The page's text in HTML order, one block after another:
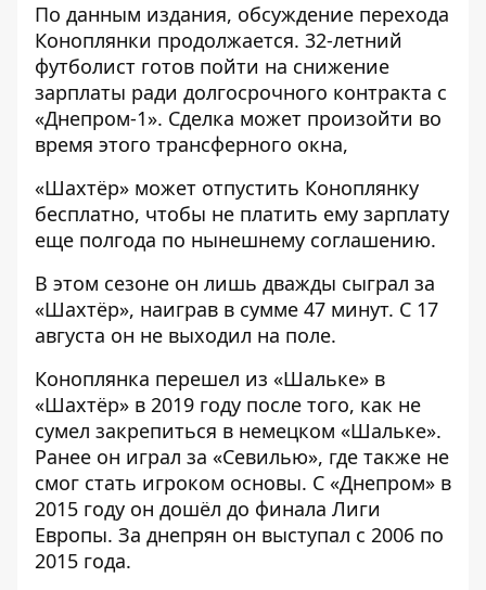
По данным издания, обсуждение перехода
Коноплянки продолжается. 32-летний
футболист готов пойти на снижение
зарплаты ради долгосрочного контракта с
«Днепром-1». Сделка может произойти во
время этого трансферного окна,
«Шахтёр» может отпустить Коноплянку
бесплатно, чтобы не платить ему зарплату
еще полгода по нынешнему соглашению.
В этом сезоне он лишь дважды сыграл за
«Шахтёр», наиграв в сумме 47 минут. С 17
августа он не выходил на поле.
Коноплянка перешел из «Шальке» в
«Шахтёр» в 2019 году после того, как не
сумел закрепиться в немецком «Шальке».
Ранее он играл за «Севилью», где также не
смог стать игроком основы. С «Днепром» в
2015 году он дошёл до финала Лиги
Европы. За днепрян он выступал с 2006 по
2015 года.